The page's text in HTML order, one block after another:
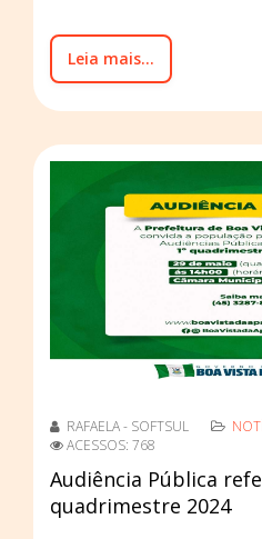
Leia mais...
RAFAELA - SOFTSUL
ACESSOS: 768
Audiência Pública
quadrimestre 2024